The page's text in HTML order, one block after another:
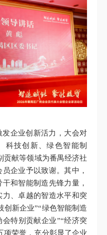
企业创新活力，大会对
科技创新、绿色智能制
贡献等领域为番禺经济社
企业予以致谢。其中，
和智能制造先锋力量，
、卓越的智造水平和突
创新企业”“绿色智能制造
特别贡献企业”“经济突
项荣誉，充分彰显了企业